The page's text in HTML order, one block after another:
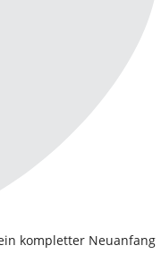
kompletter Neuanfang